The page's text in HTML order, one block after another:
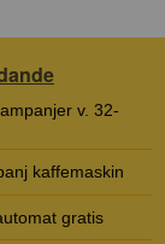
v. 32-
kaffemaskin
gratis